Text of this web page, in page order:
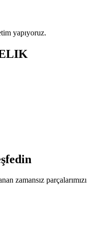
yapıyoruz.
zamansız parçalarımızı